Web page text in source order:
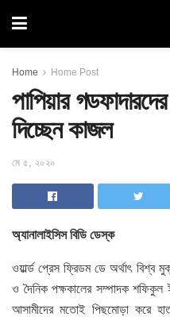
Home Home Post
পাপিয়ার
দিচ্ছেন কাজল
মে ৫, ২০২০
অ্যানালাইসিস বিডি ডেস্ক
ওয়ার্ল্ড প্রেস ফ্রিডম ডে অর্থাৎ বিশ্ব
ও দৈনিক পক্ষকালের সম্পাদক শফিকুল
আসামীদের মতোই পিছমোড়া করে